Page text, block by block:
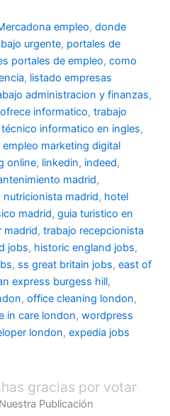
empleo, donde
urgente, portales de
portales de empleo, como
, listado empresas
administracion y finanzas,
informatico, trabajo
técnico informatico en ingles,
empleo marketing digital
online, linkedin, indeed,
madrid,
nutricionista madrid, hotel
madrid, guia turistico en
madrid, trabajo recepcionista
jobs, historic england jobs,
, ss great britain jobs, east of
express burgess hill,
, office cleaning london,
in care london, wordpress
london, expedia jobs
gracias por votar
Publicación